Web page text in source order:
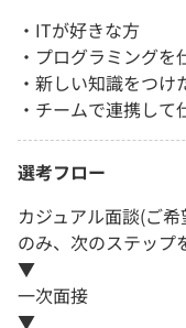
・ITが好きな方
・プログラミング
・新しい知識をつ
・チームで連携し
選考フロー
カジュアル面談(ご
のみ、次のステップ
▼
一次面接
▼